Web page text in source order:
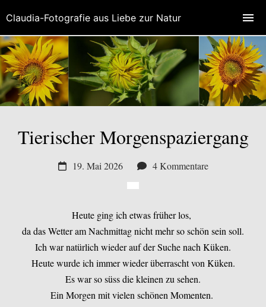
Tierischer Morgenspaziergang
19. Mai 2026 4 Kommentare
Heute ging ich etwas früher los,
da das Wetter am Nachmittag nicht mehr so schön sein soll.
Ich war natürlich wieder auf der Suche nach Küken.
Heute wurde ich immer wieder überrascht von Küken.
Es war so süss die kleinen zu sehen.
Ein Morgen mit vielen schönen Momenten.
Claudia-Fotografie aus Liebe zur Natur